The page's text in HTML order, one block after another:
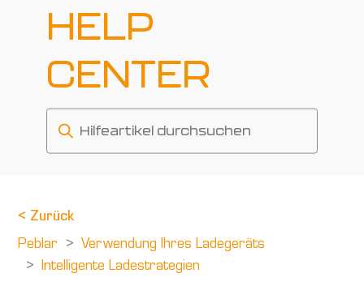
HELP
CENTER
< Zurück
Peblar
Verwendung Ihres Ladegeräts
Intelligente Ladestrategien